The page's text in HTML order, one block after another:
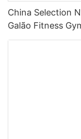
China Selection
Galão Fitness
motivacional de